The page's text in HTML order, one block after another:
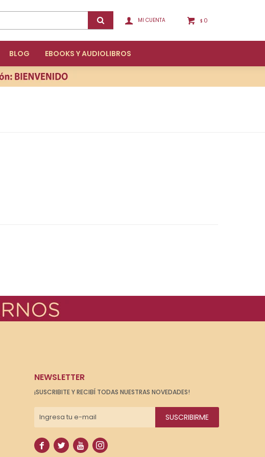
BLOG EBOOKS Y AUDIOLIBROS
$ 0
NEWSLETTER
¡SUSCRIBITE Y RECIBÍ TODAS NUESTRAS NOVEDADES!
SUSCRIBIRME
   